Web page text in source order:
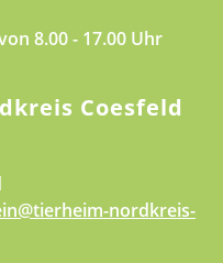
8.00 - 17.00 Uhr
Coesfeld
nordkreis-